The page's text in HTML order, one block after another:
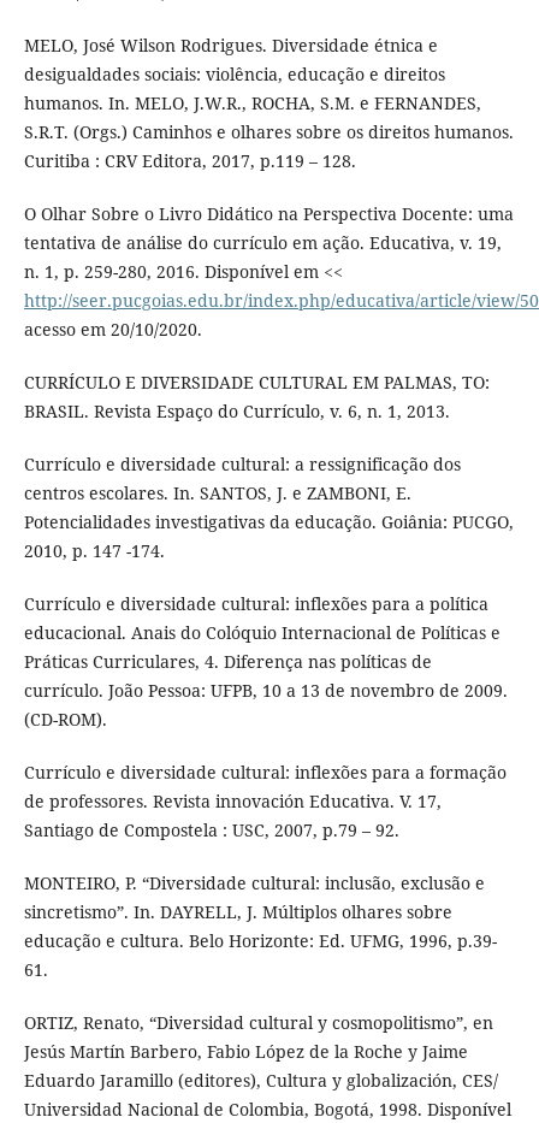
MELO, José Wilson Rodrigues. Diversidade étnica e
desigualdades sociais: violência, educação e direitos
humanos. In. MELO, J.W.R., ROCHA, S.M. e FERNANDES,
S.R.T. (Orgs.) Caminhos e olhares sobre os direitos humanos.
Curitiba : CRV Editora, 2017, p.119 – 128.
O Olhar Sobre o Livro Didático na Perspectiva Docente: uma
tentativa de análise do currículo em ação. Educativa, v. 19,
n. 1, p. 259-280, 2016. Disponível em <<
http://seer.pucgoias.edu.br/index.php/educativa/article/view/
acesso em 20/10/2020.
CURRÍCULO E DIVERSIDADE CULTURAL EM PALMAS, TO:
BRASIL. Revista Espaço do Currículo, v. 6, n. 1, 2013.
Currículo e diversidade cultural: a ressignificação dos
centros escolares. In. SANTOS, J. e ZAMBONI, E.
Potencialidades investigativas da educação. Goiânia: PUCGO,
2010, p. 147 -174.
Currículo e diversidade cultural: inflexões para a política
educacional. Anais do Colóquio Internacional de Políticas e
Práticas Curriculares, 4. Diferença nas políticas de
currículo. João Pessoa: UFPB, 10 a 13 de novembro de 2009.
(CD-ROM).
Currículo e diversidade cultural: inflexões para a formação
de professores. Revista innovación Educativa. V. 17,
Santiago de Compostela : USC, 2007, p.79 – 92.
MONTEIRO, P. “Diversidade cultural: inclusão, exclusão e
sincretismo”. In. DAYRELL, J. Múltiplos olhares sobre
educação e cultura. Belo Horizonte: Ed. UFMG, 1996, p.39-
61.
ORTIZ, Renato, “Diversidad cultural y cosmopolitismo”, en
Jesús Martín Barbero, Fabio López de la Roche y Jaime
Eduardo Jaramillo (editores), Cultura y globalización, CES/
Universidad Nacional de Colombia, Bogotá, 1998. Disponível